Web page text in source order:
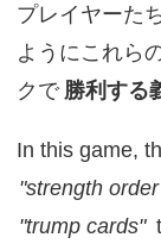
プレイヤーたち
ようにこれら
クで 勝利する
In this game,
"strength
"trump cards"